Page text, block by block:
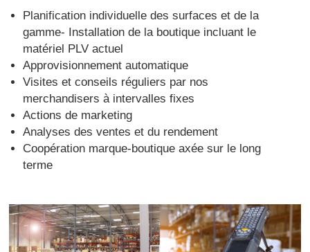
Planification individuelle des surfaces et de la
gamme- Installation de la boutique incluant le
matériel PLV actuel
Approvisionnement automatique
Visites et conseils réguliers par nos
merchandisers à intervalles fixes
Actions de marketing
Analyses des ventes et du rendement
Coopération marque-boutique axée sur le long
terme